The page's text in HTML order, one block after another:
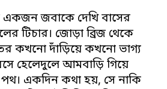
জবাকে দেখি বাসের
টিচার। জোড়া ব্রিজ থেকে
কখনো দাঁড়িয়ে কখনো ভাগ্য
হেলেদুলে আমবাড়ি গিয়ে
পথ। একদিন কথা হয়, সে নাকি